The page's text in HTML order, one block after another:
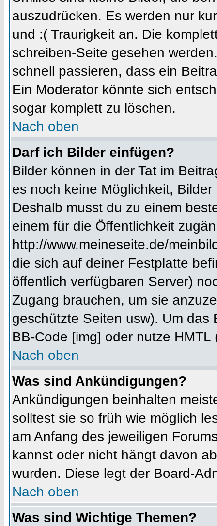
auszudrücken. Es werden nur
und :( Traurigkeit an. Die
schreiben-Seite gesehen
schnell passieren, dass ein
Ein Moderator könnte sich
sogar komplett zu löschen.
Nach oben
Darf ich Bilder einfügen?
Bilder können in der Tat im
es noch keine Möglichkeit,
Deshalb musst du zu einem
einem für die Öffentlichkeit
http://www.meineseite.de/
die sich auf deiner Festplatte
öffentlich verfügbaren Server)
Zugang brauchen, um sie
geschützte Seiten usw). Um
BB-Code [img] oder nutze HMTL
Nach oben
Was sind Ankündigungen?
Ankündigungen beinhalten
solltest sie so früh wie möglich
am Anfang des jeweiligen
kannst oder nicht hängt davon
wurden. Diese legt der Board-
Nach oben
Was sind Wichtige Themen?